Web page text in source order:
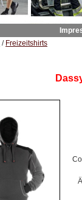
/ Freizeitshirts